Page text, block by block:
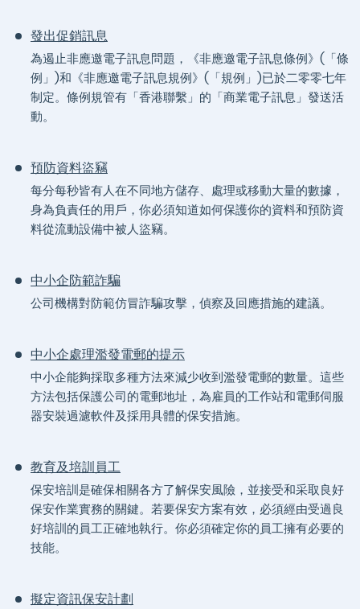
發出促銷訊息
為遏止非應邀電子訊息問題，《非應邀電子訊息條例》(「條
例」)和《非應邀電子訊息規例》(「規例」)已於二零零七年
制定。條例規管有「香港聯繫」的「商業電子訊息」發送活
動。
預防資料盜竊
每分每秒皆有人在不同地方儲存、處理或移動大量的數據，
身為負責任的用戶，你必須知道如何保護你的資料和預防資
料從流動設備中被人盜竊。
中小企防範詐騙
公司機構對防範仿冒詐騙攻擊，偵察及回應措施的建議。
中小企處理濫發電郵的提示
中小企能夠採取多種方法來減少收到濫發電郵的數量。這些
方法包括保護公司的電郵地址，為雇員的工作站和電郵伺服
器安裝過濾軟件及採用具體的保安措施。
教育及培訓員工
保安培訓是確保相關各方了解保安風險，並接受和采取良好
保安作業實務的關鍵。若要保安方案有效，必須經由受過良
好培訓的員工正確地執行。你必須確定你的員工擁有必要的
技能。
擬定資訊保安計劃